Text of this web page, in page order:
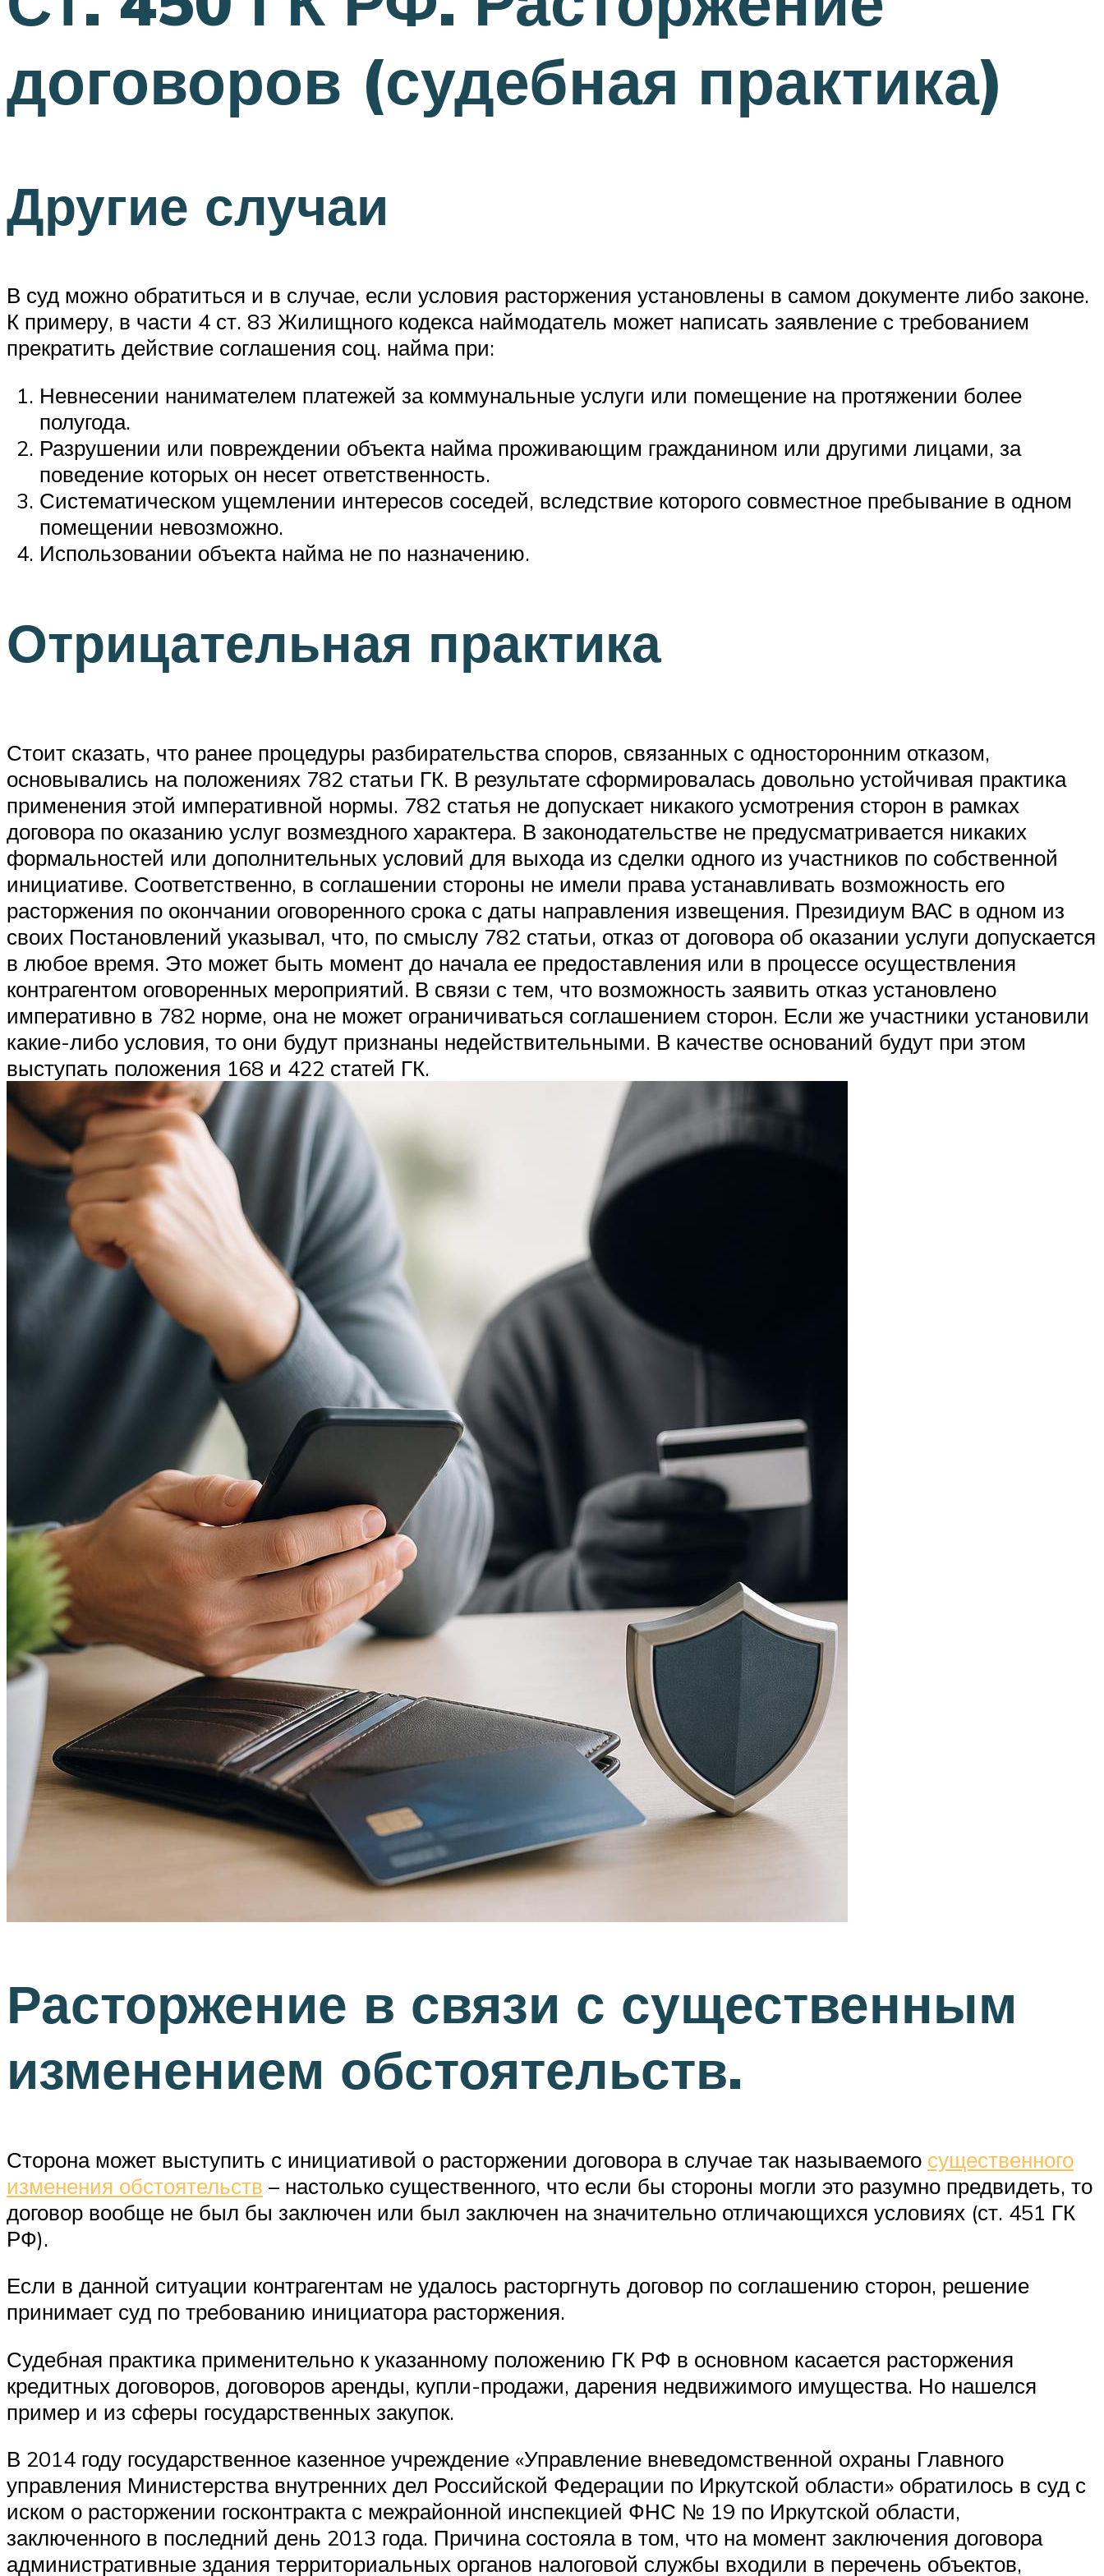
договоров (судебная практика)
Другие случаи
В суд можно обратиться и в случае, если условия расторжения установлены в самом документе либо законе.
К примеру, в части 4 ст. 83 Жилищного кодекса наймодатель может написать заявление с требованием
прекратить действие соглашения соц. найма при:
Невнесении нанимателем платежей за коммунальные услуги или помещение на протяжении более
полугода.
Разрушении или повреждении объекта найма проживающим гражданином или другими лицами, за
поведение которых он несет ответственность.
Систематическом ущемлении интересов соседей, вследствие которого совместное пребывание в одном
помещении невозможно.
Использовании объекта найма не по назначению.
Отрицательная практика
Стоит сказать, что ранее процедуры разбирательства споров, связанных с односторонним отказом,
основывались на положениях 782 статьи ГК. В результате сформировалась довольно устойчивая практика
применения этой императивной нормы. 782 статья не допускает никакого усмотрения сторон в рамках
договора по оказанию услуг возмездного характера. В законодательстве не предусматривается никаких
формальностей или дополнительных условий для выхода из сделки одного из участников по собственной
инициативе. Соответственно, в соглашении стороны не имели права устанавливать возможность его
расторжения по окончании оговоренного срока с даты направления извещения. Президиум ВАС в одном из
своих Постановлений указывал, что, по смыслу 782 статьи, отказ от договора об оказании услуги допускается
в любое время. Это может быть момент до начала ее предоставления или в процессе осуществления
контрагентом оговоренных мероприятий. В связи с тем, что возможность заявить отказ установлено
императивно в 782 норме, она не может ограничиваться соглашением сторон. Если же участники установили
какие-либо условия, то они будут признаны недействительными. В качестве оснований будут при этом
выступать положения 168 и 422 статей ГК.
Расторжение в связи с существенным
изменением обстоятельств.
Сторона может выступить с инициативой о расторжении договора в случае так называемого существенного
изменения обстоятельств – настолько существенного, что если бы стороны могли это разумно предвидеть, то
договор вообще не был бы заключен или был заключен на значительно отличающихся условиях (ст. 451 ГК
РФ).
Если в данной ситуации контрагентам не удалось расторгнуть договор по соглашению сторон, решение
принимает суд по требованию инициатора расторжения.
Судебная практика применительно к указанному положению ГК РФ в основном касается расторжения
кредитных договоров, договоров аренды, купли-продажи, дарения недвижимого имущества. Но нашелся
пример и из сферы государственных закупок.
В 2014 году государственное казенное учреждение «Управление вневедомственной охраны Главного
управления Министерства внутренних дел Российской Федерации по Иркутской области» обратилось в суд с
иском о расторжении госконтракта с межрайонной инспекцией ФНС № 19 по Иркутской области,
заключенного в последний день 2013 года. Причина состояла в том, что на момент заключения договора
административные здания территориальных органов налоговой службы входили в перечень объектов,